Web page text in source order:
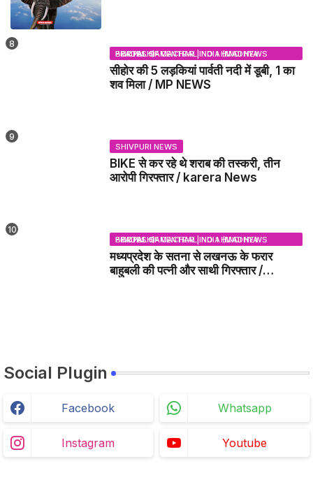
BHOPAL SAMACHAR | NO 1 HINDI NEWS PORTAL OF CENTRAL INDIA (MADHYA PRADESH)
सीहोर की 5 लड़कियां पार्वती नदी में डूबी, 1 का
शव मिला / MP NEWS
SHIVPURI NEWS
BIKE से कर रहे थे शराब की तस्करी, तीन
आरोपी गिरफ्तार / karera News
BHOPAL SAMACHAR | NO 1 HINDI NEWS PORTAL OF CENTRAL INDIA (MADHYA PRADESH)
मध्यप्रदेश के सतना से लखनऊ के फरार
बाहुबली की पत्नी और साथी गिरफ्तार /
Social Plugin
Facebook Whatsapp
Instagram Youtube